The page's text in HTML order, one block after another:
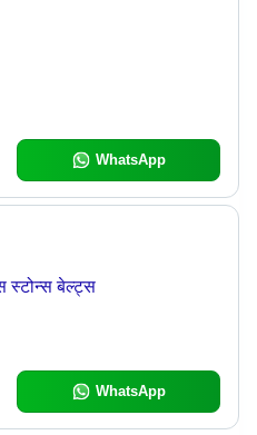
WhatsApp
स्टोन्स बेल्ट्स
WhatsApp